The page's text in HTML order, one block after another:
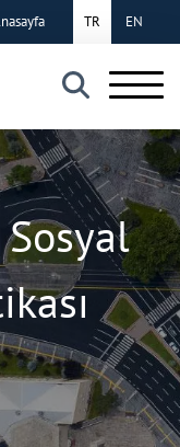
×
TR EN